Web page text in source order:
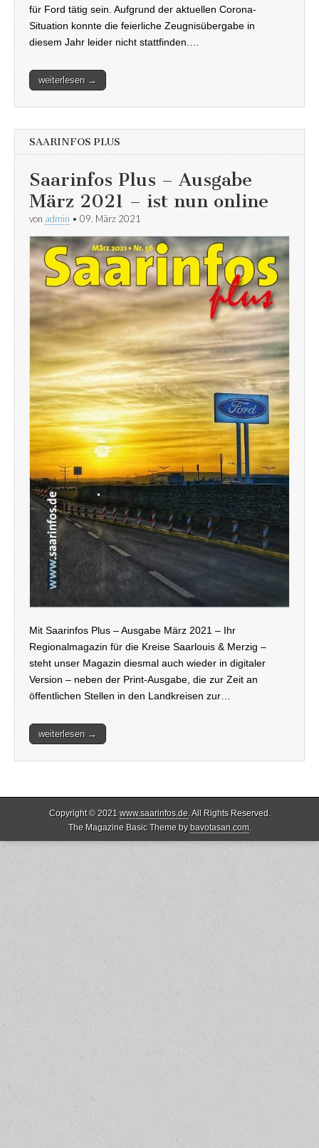
für Ford tätig sein. Aufgrund der aktuellen Corona-
Situation konnte die feierliche Zeugnisübergabe in
diesem Jahr leider nicht stattfinden.…
weiterlesen →
SAARINFOS PLUS
Saarinfos Plus – Ausgabe
März 2021 – ist nun online
von admin • 09. März 2021
Mit Saarinfos Plus – Ausgabe März 2021 – Ihr
Regionalmagazin für die Kreise Saarlouis & Merzig –
steht unser Magazin diesmal auch wieder in digitaler
Version – neben der Print-Ausgabe, die zur Zeit an
öffentlichen Stellen in den Landkreisen zur…
weiterlesen →
Copyright © 2021 www.saarinfos.de. All Rights Reserved.
The Magazine Basic Theme bybavotasan.com.